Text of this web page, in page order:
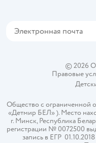
© 2026
Правовые
Общество с ограниченной
«Детмир БЕЛ» ). Место
г. Минск, Республика
регистрации № 0072500
запись в ЕГР